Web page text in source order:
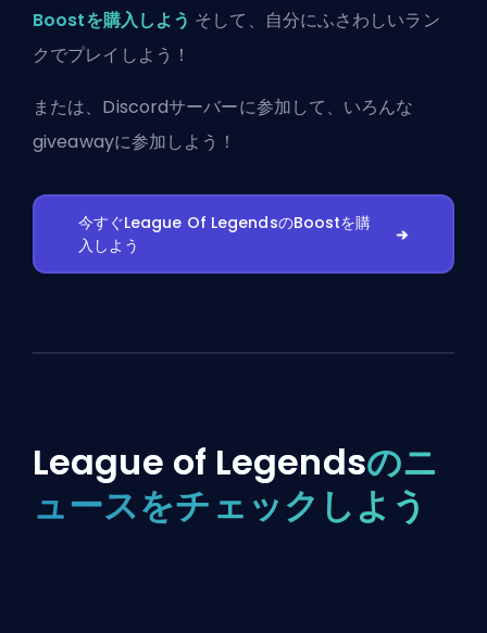
Boostを購入しよう そして、自分にふさわしいラン
クでプレイしよう！
または、 Discordサーバーに参加して、いろんな
giveawayに参加しよう！
今すぐLeague Of LegendsのBoostを購
入しよう
League of Legendsのニ
ュースをチェックしよう